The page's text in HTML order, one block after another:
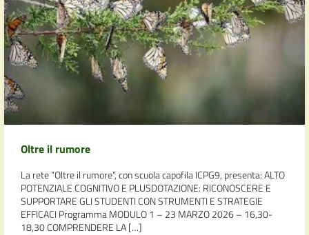
Oltre il rumore
La rete “Oltre il rumore”, con scuola capofila ICPG9, presenta: ALTO
POTENZIALE COGNITIVO E PLUSDOTAZIONE: RICONOSCERE E
SUPPORTARE GLI STUDENTI CON STRUMENTI E STRATEGIE
EFFICACI Programma MODULO 1 – 23 MARZO 2026 – 16,30-
18,30 COMPRENDERE LA […]